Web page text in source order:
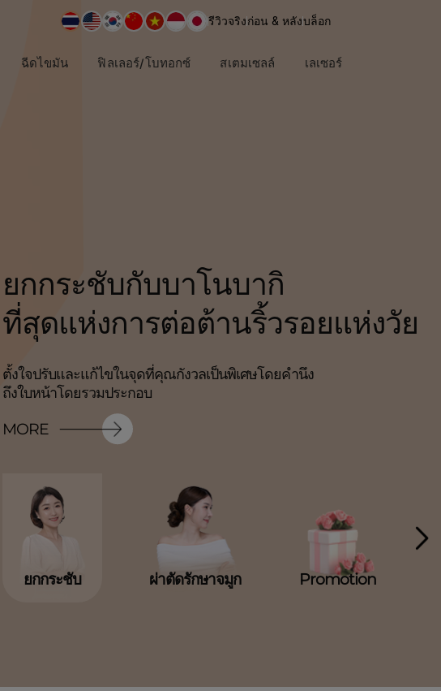
รีวิวจริงก่อน & หลังบล็อก
ฉีดไขมัน ฟิลเลอร์/โบทอกซ์ สเตมเซลล์ เลเซอร์
MORE
MORE
ยกกระชับกับบาโนบากิ
ที่สุดแห่งการต่อต้านริ้วรอยแห่งวัย
ตั้งใจปรับและแก้ไขในจุดที่คุณกังวลเป็นพิเศษโดยคำนึง
ถึงใบหน้าโดยรวมประกอบ
MORE
ผ่าตัด
รักษาจมูก
ผ่าตัดรักษาปัญหาจมูก (ไซนัส, ภูมิแพ้ฯ)
พร้อมกับสร้างทรงจมูกที่สวยงามไปพร้อมกัน
MORE
ยกกระชับ ผ่าตัดรักษาจมูก Promotion